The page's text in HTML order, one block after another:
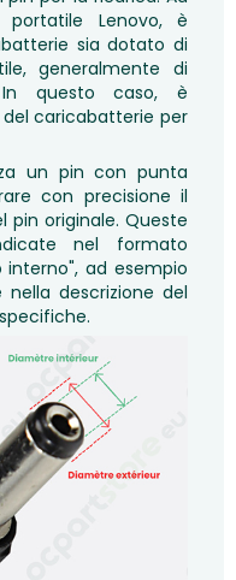
Lenovo, è
sia dotato di
generalmente di
In questo caso, è
caricabatterie per
un pin con punta
con precisione il
pin originale. Queste
nel formato
ad esempio
descrizione del